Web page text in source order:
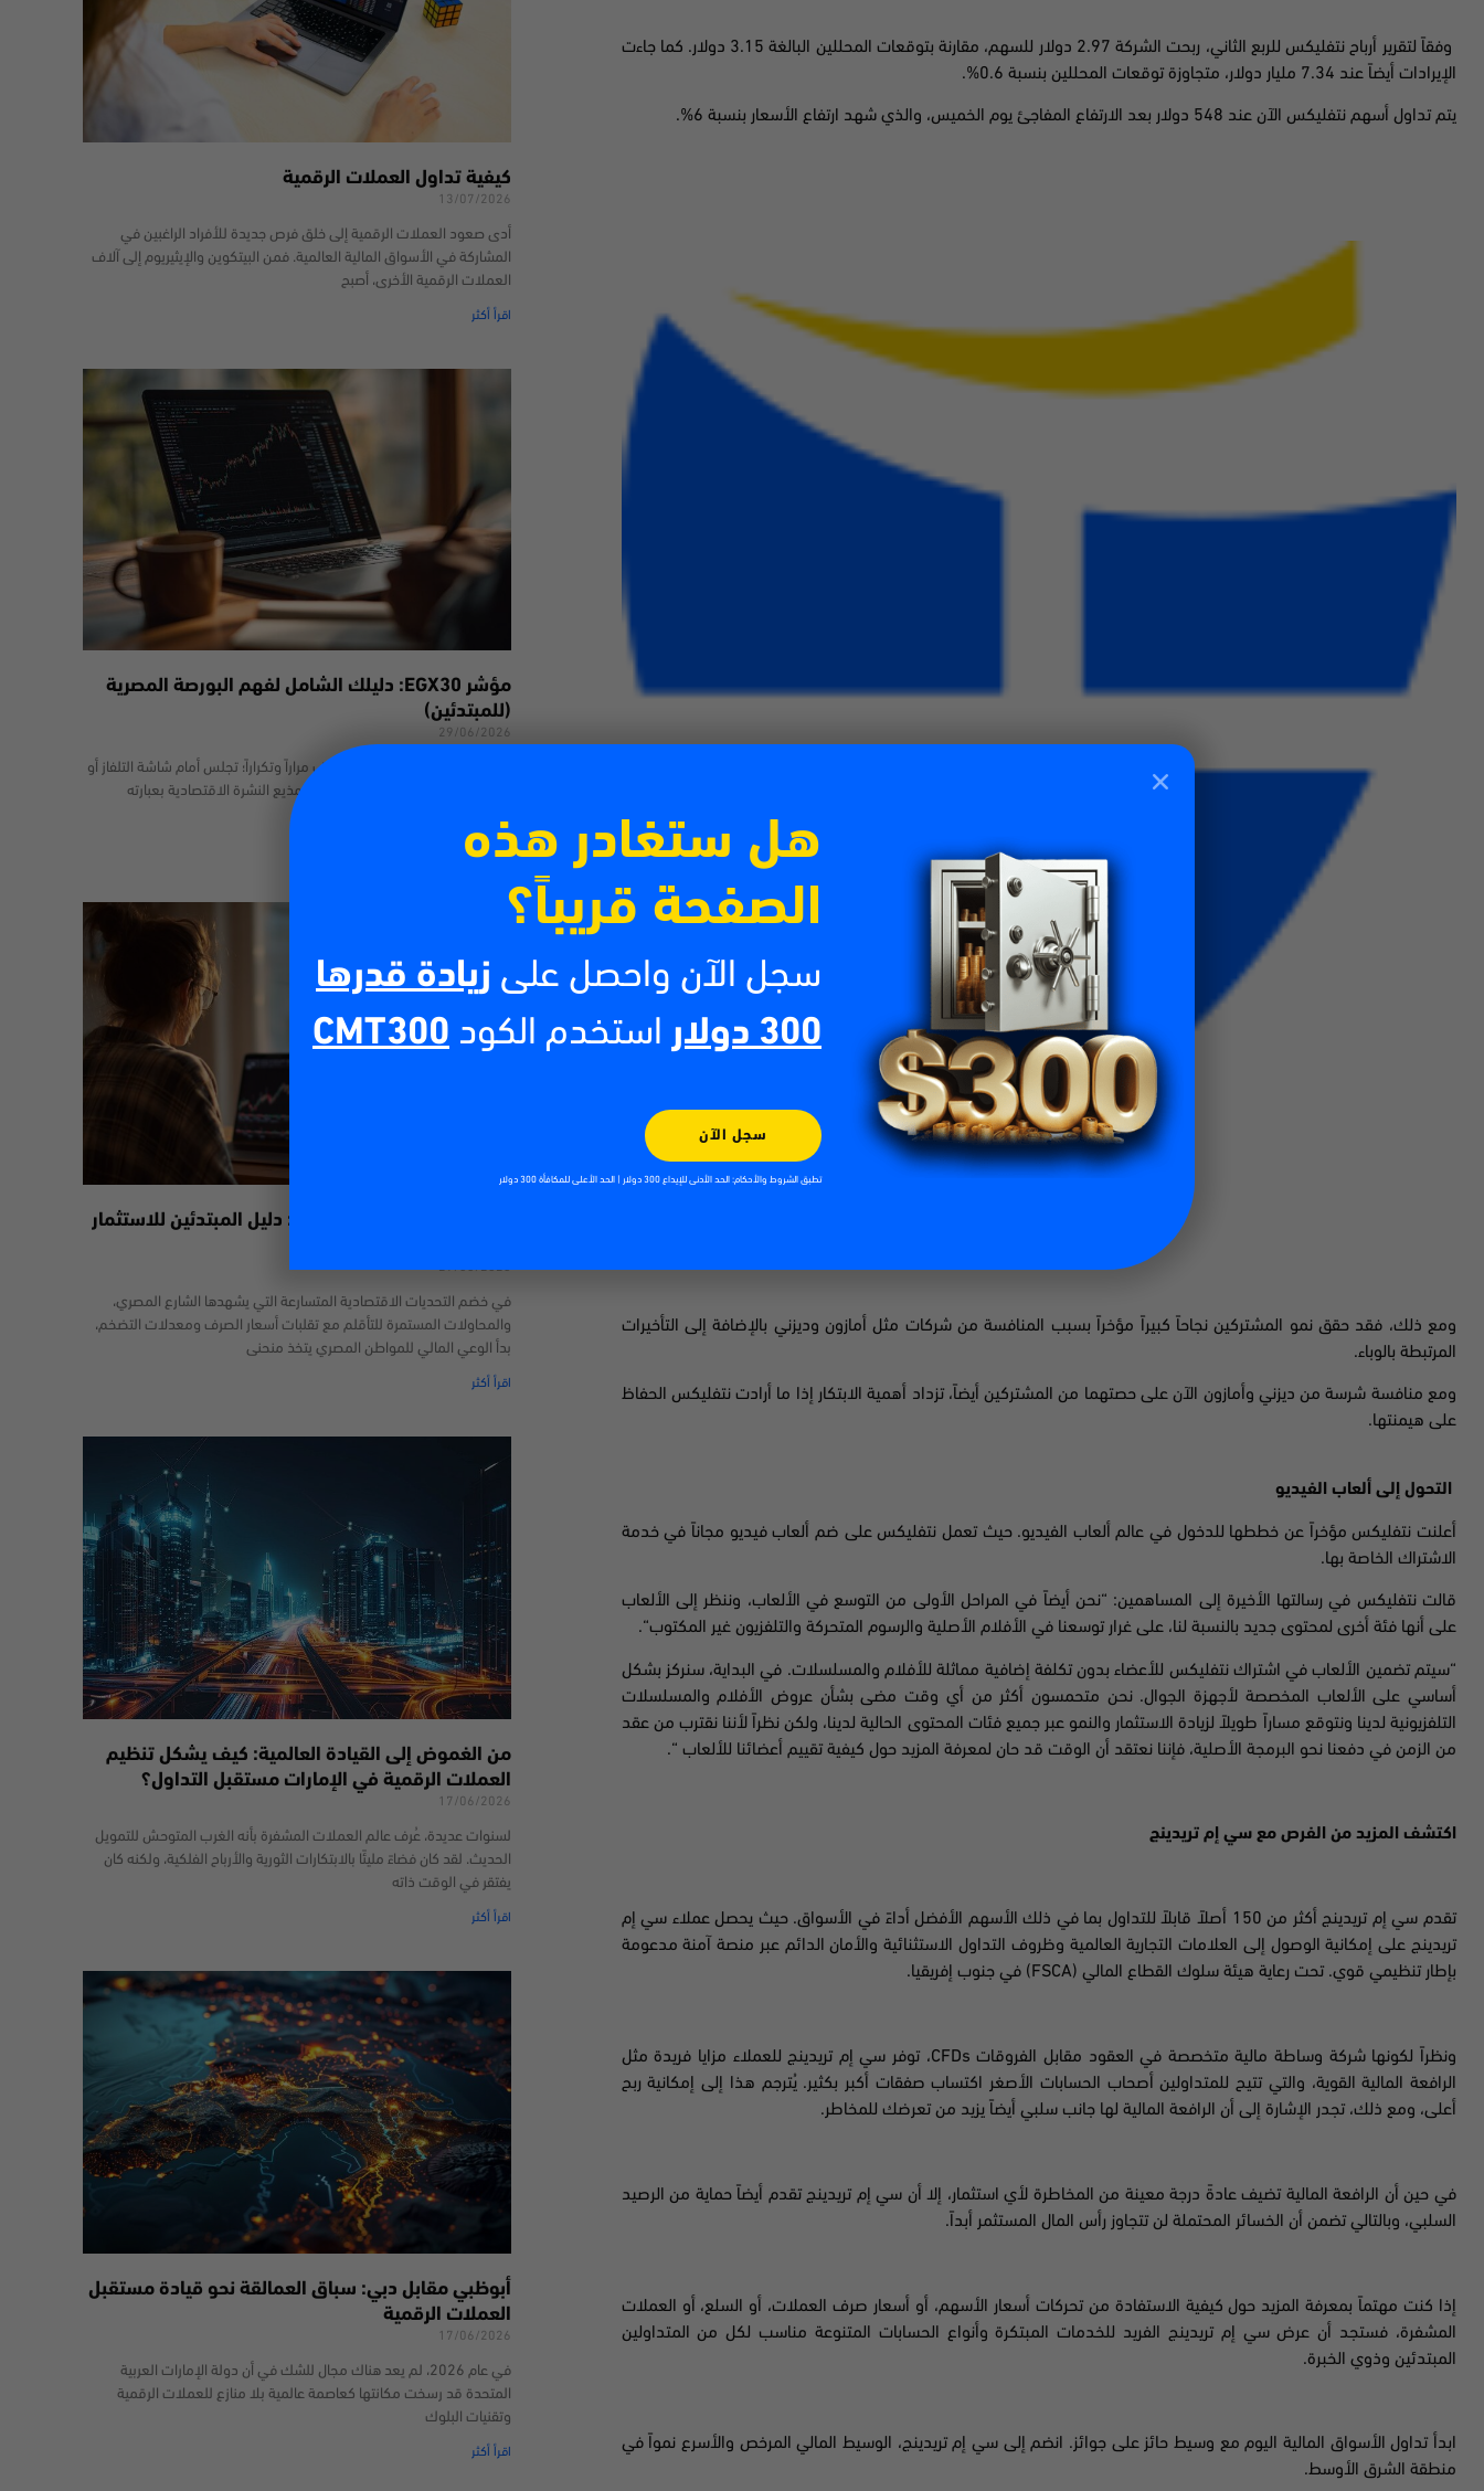
وفقاً لتقرير أرباح نتفليكس للربع الثاني، ربحت الشركة 2.97 دولار للسهم، مقارنة بتوقعات المحللين البالغة 3.15 دولار. كما جاءت
الإيرادات أيضاً عند 7.34 مليار دولار، متجاوزة توقعات المحللين بنسبة 0.6%
.
يتم تداول أسهم نتفليكس الآن عند 548 دولار بعد الارتفاع المفاجئ يوم الخميس، والذي شهد ارتفاع الأسعار بنسبة 6%.
ومع ذلك، فقد حقق نمو المشتركين نجاحاً كبيراً مؤخراً بسبب المنافسة من شركات مثل أمازون وديزني بالإضافة إلى التأخيرات
المرتبطة بالوباء.
ومع منافسة شرسة من ديزني وأمازون الآن على حصتهما من المشتركين أيضاً، تزداد أهمية الابتكار إذا ما أرادت نتفليكس الحفاظ
على هيمنتها.
التحول إلى ألعاب الفيديو
أعلنت نتفليكس مؤخراً عن خططها للدخول في عالم ألعاب الفيديو. حيث تعمل نتفليكس على ضم ألعاب فيديو مجاناً في خدمة
الاشتراك الخاصة بها.
قالت نتفليكس في رسالتها الأخيرة إلى المساهمين: “نحن أيضاً في المراحل الأولى من التوسع في الألعاب، وننظر إلى الألعاب
على أنها فئة أخرى لمحتوى جديد بالنسبة لنا، على غرار توسعنا في الأفلام الأصلية والرسوم المتحركة والتلفزيون غير المكتوب“.
“سيتم تضمين الألعاب في اشتراك نتفليكس للأعضاء بدون تكلفة إضافية مماثلة للأفلام والمسلسلات. في البداية، سنركز بشكل
أساسي على الألعاب المخصصة لأجهزة الجوال. نحن متحمسون أكثر من أي وقت مضى بشأن عروض الأفلام والمسلسلات
التلفزيونية لدينا ونتوقع مساراً طويلاً لزيادة الاستثمار والنمو عبر جميع فئات المحتوى الحالية لدينا، ولكن نظراً لأننا نقترب من عقد
من الزمن في دفعنا نحو البرمجة الأصلية، فإننا نعتقد أن الوقت قد حان لمعرفة المزيد حول كيفية تقييم أعضائنا للألعاب “.
اكتشف المزيد من الفرص مع سي إم تريدينج
تقدم سي إم تريدينج أكثر من 150 أصلاً قابلاً للتداول بما في ذلك الأسهم الأفضل أداءً في الأسواق. حيث يحصل عملاء سي إم
تريدينج على إمكانية الوصول إلى العلامات التجارية العالمية وظروف التداول الاستثنائية والأمان الدائم عبر منصة آمنة مدعومة
بإطار تنظيمي قوي. تحت رعاية هيئة سلوك القطاع المالي (FSCA ) في جنوب إفريقيا.
ونظراً لكونها شركة وساطة مالية متخصصة في العقود مقابل الفروقات CFDs، توفر سي إم تريدينج للعملاء مزايا فريدة مثل
الرافعة المالية القوية، والتي تتيح للمتداولين أصحاب الحسابات الأصغر اكتساب صفقات أكبر بكثير. يُترجم هذا إلى إمكانية ربح
أعلى، ومع ذلك، تجدر الإشارة إلى أن الرافعة المالية لها جانب سلبي أيضاً يزيد من تعرضك للمخاطر.
في حين أن الرافعة المالية تضيف عادةً درجة معينة من المخاطرة لأي استثمار، إلا أن سي إم تريدينج تقدم أيضاً حماية من الرصيد
السلبي، وبالتالي تضمن أن الخسائر المحتملة لن تتجاوز رأس المال المستثمر أبداً.
إذا كنت مهتماً بمعرفة المزيد حول كيفية الاستفادة من تحركات أسعار الأسهم، أو أسعار صرف العملات، أو السلع، أو العملات
المشفرة، فستجد أن عرض سي إم تريدينج الفريد للخدمات المبتكرة وأنواع الحسابات المتنوعة مناسب لكل من المتداولين
المبتدئين وذوي الخبرة.
ابدأ تداول الأسواق المالية اليوم مع وسيط حائز على جوائز. انضم إلى سي إم تريدينج، الوسيط المالي المرخص والأسرع نمواً في
منطقة الشرق الأوسط.
كيفية تداول العملات الرقمية
13/07/2026
أدى صعود العملات الرقمية إلى خلق فرص جديدة للأفراد الراغبين في
المشاركة في الأسواق المالية العالمية. فمن البيتكوين والإيثيريوم إلى آلاف
العملات الرقمية الأخرى، أصبح
اقرأ أكثر
مؤشر EGX30: دليلك الشامل لفهم البورصة المصرية
(للمبتدئين)
29/06/2026
من المؤكد أنك مررت بهذا الموقف مراراً وتكراراً؛ تجلس أمام شاشة التلفاز أو
تتصفح المواقع الإخبارية، ليطل عليك مذيع النشرة الاقتصادية بعبارته
اقرأ أكثر
التداول عبر الإنترنت في مصر: دليل المبتدئين للاستثمار
29/06/2026
في خضم التحديات الاقتصادية المتسارعة التي يشهدها الشارع المصري،
والمحاولات المستمرة للتأقلم مع تقلبات أسعار الصرف ومعدلات التضخم،
بدأ الوعي المالي للمواطن المصري يتخذ منحنى
اقرأ أكثر
من الغموض إلى القيادة العالمية: كيف يشكل تنظيم
العملات الرقمية في الإمارات مستقبل التداول؟
17/06/2026
لسنوات عديدة، عُرف عالم العملات المشفرة بأنه الغرب المتوحش للتمويل
الحديث. لقد كان فضاءً مليئًا بالابتكارات الثورية والأرباح الفلكية، ولكنه كان
يفتقر في الوقت ذاته
اقرأ أكثر
أبوظبي مقابل دبي: سباق العمالقة نحو قيادة مستقبل
العملات الرقمية
17/06/2026
في عام 2026، لم يعد هناك مجال للشك في أن دولة الإمارات العربية
المتحدة قد رسخت مكانتها كعاصمة عالمية بلا منازع للعملات الرقمية
وتقنيات البلوك
اقرأ أكثر
هل ستغادر هذه
الصفحة قريباً؟
سجل الآن واحصل على زيادة قدرها
300 دولار
استخدم الكود CMT300
سجل الآن
تطبق الشروط والأحكام: الحد الأدنى للإيداع 300 دولار | الحد الأعلى للمكافأة 300 دولار